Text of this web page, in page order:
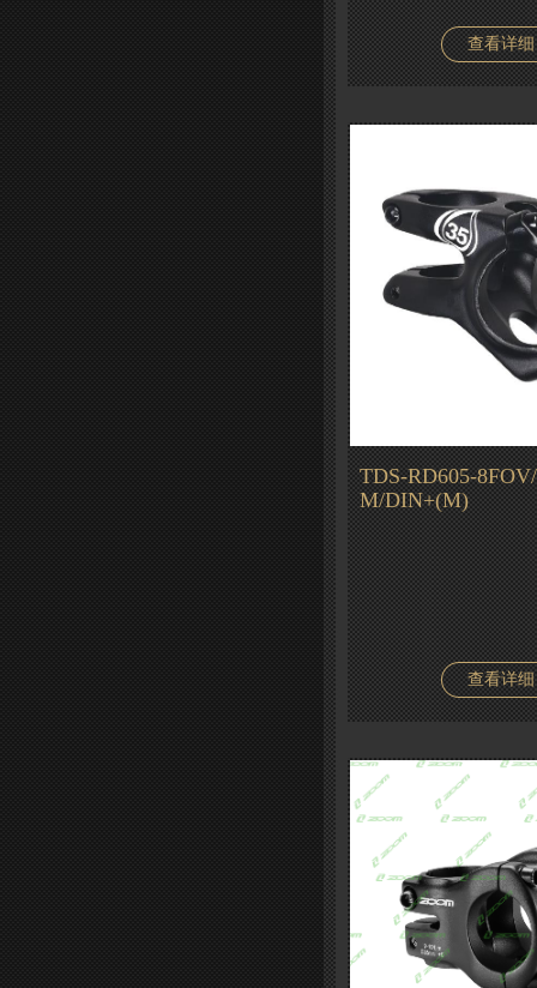
查看详细
TDS-RD605-
M/DIN+(M)
查看详细